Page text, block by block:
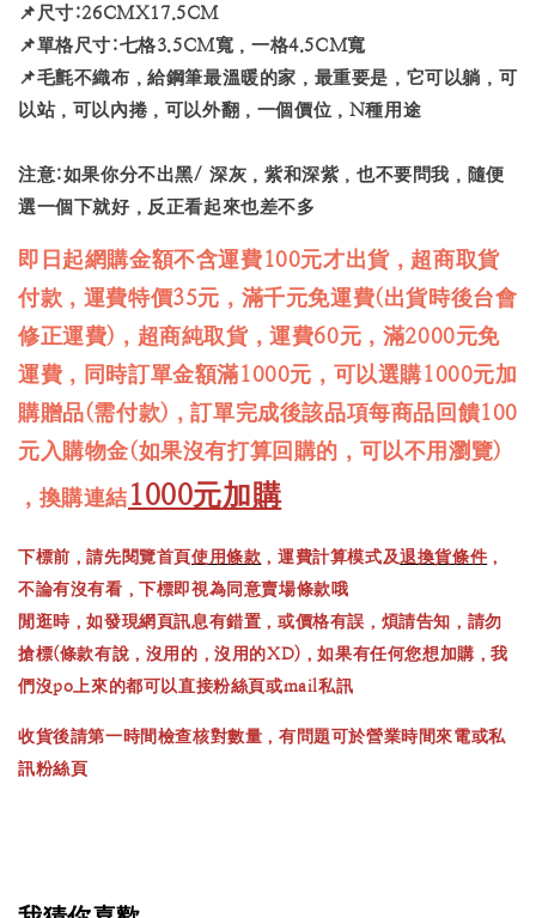
📌尺寸:26CMX17.5CM
📌單格尺寸:七格3.5CM寬，一格4.5CM寬
📌毛氈不織布，給鋼筆最溫暖的家，最重要是，它可以躺，可
以站，可以內捲，可以外翻，一個價位，N種用途
注意:如果你分不出黑/ 深灰，紫和深紫，也不要問我，隨便
選一個下就好，反正看起來也差不多
即日起網購金額不含運費100元才出貨，超商取貨
付款，運費特價35元，滿千元免運費(出貨時後台會
修正運費)，超商純取貨，運費60元，滿2000元免
運費，同時訂單金額滿1000元，可以選購1000元加
購贈品(需付款)，訂單完成後該品項每商品回饋100
元入購物金(如果沒有打算回購的，可以不用瀏覽)
，換購連結1000元加購
下標前，請先閱覽首頁使用條款 ，運費計算模式及退換貨條件 ，
不論有沒有看，下標即視為同意賣場條款哦
閒逛時，如發現網頁訊息有錯置，或價格有誤，煩請告知，請勿
搶標(條款有說，沒用的，沒用的XD)，如果有任何您想加購，我
們沒po上來的都可以直接粉絲頁或mail私訊
收貨後請第一時間檢查核對數量，有問題可於營業時間來電或私
訊粉絲頁